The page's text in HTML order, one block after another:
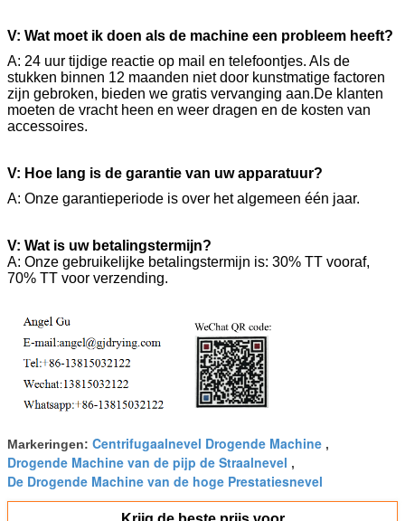
V: Wat moet ik doen als de machine een probleem heeft?
A: 24 uur tijdige reactie op mail en telefoontjes. Als de
stukken binnen 12 maanden niet door kunstmatige factoren
zijn gebroken, bieden we gratis vervanging aan.De klanten
moeten de vracht heen en weer dragen en de kosten van
accessoires.
V: Hoe lang is de garantie van uw apparatuur?
A: Onze garantieperiode is over het algemeen één jaar.
V: Wat is uw betalingstermijn?
A: Onze gebruikelijke betalingstermijn is: 30% TT vooraf,
70% TT voor verzending.
Markeringen: Centrifugaalnevel Drogende Machine ,
Drogende Machine van de pijp de Straalnevel ,
De Drogende Machine van de hoge Prestatiesnevel